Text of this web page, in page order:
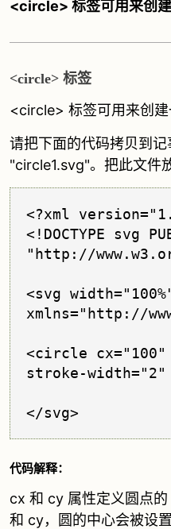
<circle> 标签可用来创建
<circle> 标签
<circle> 标签可用来创建
请把下面的代码拷贝到
"circle1.svg"。把此文件
<?xml
<!DOCTYPE svg
"http://
<svg
xmlns="http://
<circle
stroke-
</svg>
代码解释：
cx 和 cy 属性定义圆点
和 cy，圆的中心会被设